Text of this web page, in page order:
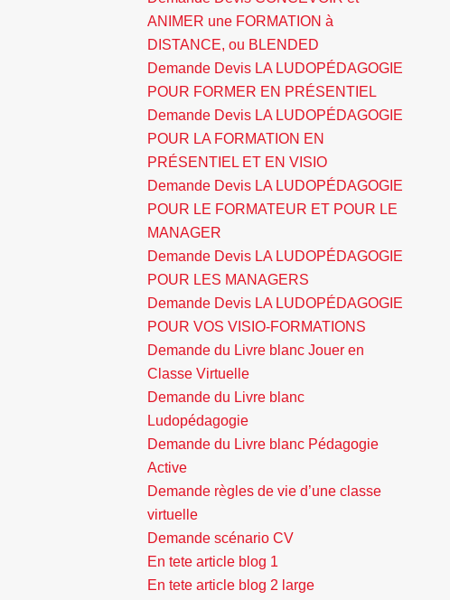
ANIMER une FORMATION à
DISTANCE, ou BLENDED
Demande Devis LA LUDOPÉDAGOGIE
POUR FORMER EN PRÉSENTIEL
Demande Devis LA LUDOPÉDAGOGIE
POUR LA FORMATION EN
PRÉSENTIEL ET EN VISIO
Demande Devis LA LUDOPÉDAGOGIE
POUR LE FORMATEUR ET POUR LE
MANAGER
Demande Devis LA LUDOPÉDAGOGIE
POUR LES MANAGERS
Demande Devis LA LUDOPÉDAGOGIE
POUR VOS VISIO-FORMATIONS
Demande du Livre blanc Jouer en
Classe Virtuelle
Demande du Livre blanc
Ludopédagogie
Demande du Livre blanc Pédagogie
Active
Demande règles de vie d’une classe
virtuelle
Demande scénario CV
En tete article blog 1
En tete article blog 2 large